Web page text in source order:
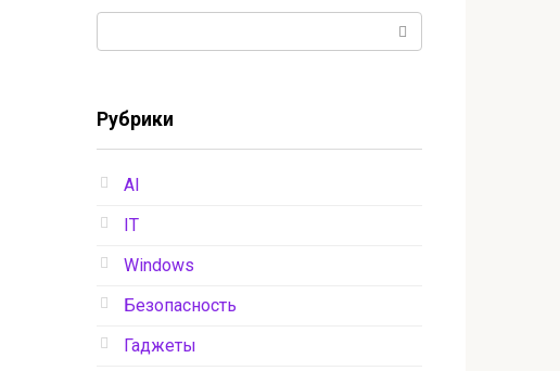
Рубрики
AI
IT
Windows
Безопасность
Гаджеты